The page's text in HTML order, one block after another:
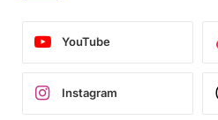
YouTube
Instagram